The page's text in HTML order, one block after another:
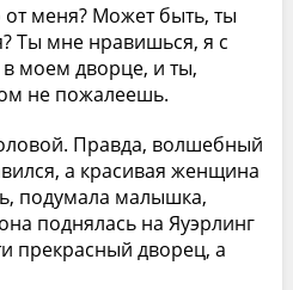
меня? Может быть, ты
Ты мне нравишься, я с
моем дворце, и ты,
не пожалеешь.
Правда, волшебный
а красивая женщина
подумала малышка,
поднялась на Яуэрлинг
прекрасный дворец, а